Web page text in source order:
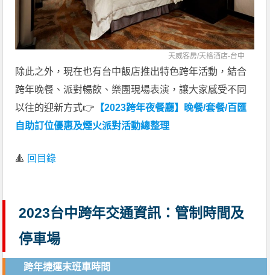
天威客房/天格酒店-台中
除此之外，現在也有台中飯店推出特色跨年活動，結合
跨年晚餐、派對暢飲、樂團現場表演，讓大家感受不同
以往的迎新方式👉 【2023跨年夜餐廳】晚餐/套餐/百匯
自助訂位優惠及煙火派對活動總整理
🔺 回目錄
2023台中跨年交通資訊：管制時間及
停車場
跨年捷運末班車時間